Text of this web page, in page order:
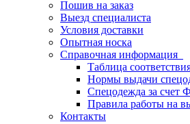
Пошив на заказ
Выезд специалиста
Условия доставки
Опытная носка
Справочная информация
Таблица
Нормы выдачи
Спецодежда за счет
Правила работы на
Контакты